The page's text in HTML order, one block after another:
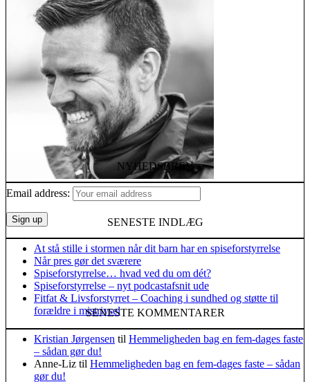
NYHEDSBREV
Email address:
SENESTE INDLÆG
At stå stille i stormen når dit barn har en spiseforstyrrelse
Når pres gør det sværere
Spiseforstyrrelse… hvad ved du om dét?
Spiseforstyrrelse – nyt podcastafsnit ude
Fitfat & Livsforstyrret – Coaching i sundhed og støtte til
forældre i mistrivselSENESTE KOMMENTARER
Kristian Jørgensen til Hemmeligheden bag en fem-dages faste
– sådan gør du!
Anne-Liz til Hemmeligheden bag en fem-dages faste – sådan
gør du!